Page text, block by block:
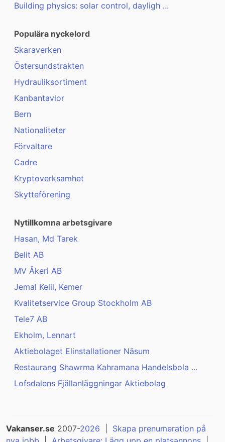
Building physics: solar control, dayligh ...
Populära nyckelord
Skaraverken
Östersundstrakten
Hydrauliksortiment
Kanbantavlor
Bern
Nationaliteter
Förvaltare
Cadre
Kryptoverksamhet
Skytteförening
Nytillkomna arbetsgivare
Hasan, Md Tarek
Belit AB
MV Åkeri AB
Jemal Kelil, Kemer
Kvalitetservice Group Stockholm AB
Tele7 AB
Ekholm, Lennart
Aktiebolaget Elinstallationer Näsum
Restaurang Shawrma Kahramana Handelsbola ...
Lofsdalens Fjällanläggningar Aktiebolag
Vakanser.se 2007-2026
Skapa prenumeration på